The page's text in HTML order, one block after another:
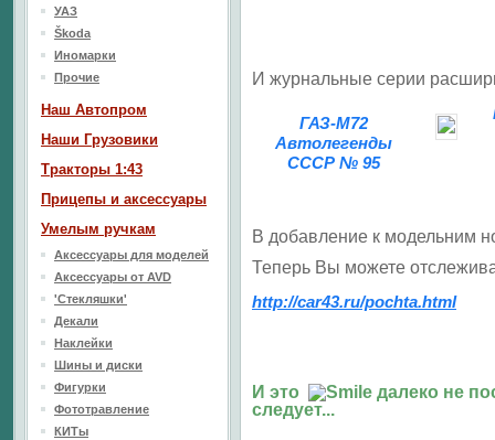
И журнальные серии
ГАЗ-М72
Автолегенды
СССР № 95
В добавление к модельним
Теперь Вы можете
http://car43.ru/pochta.html
И это
далеко не
следует...
УАЗ
Škoda
Иномарки
Прочие
Наш Aвтопром
Наши Грузовики
Тракторы 1:43
Прицепы и аксессуары
Умелым ручкам
Аксессуары для моделей
Аксессуары от AVD
'Стекляшки'
Декали
Наклейки
Шины и диски
Фигурки
Фототравление
КИТы